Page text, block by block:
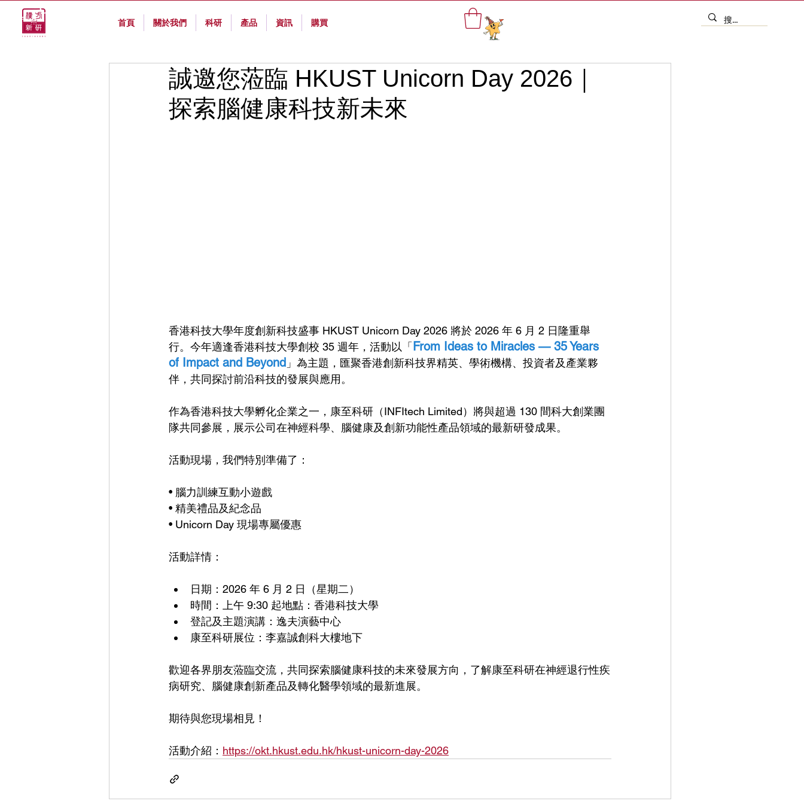
首頁 關於我們 科研 產品 資訊 購買
誠邀您蒞臨 HKUST Unicorn Day 2026｜
探索腦健康科技新未來
香港科技大學年度創新科技盛事 HKUST Unicorn Day 2026 將於 2026 年 6 月 2 日隆重舉
行。今年適逢香港科技大學創校 35 週年，活動以「 From Ideas to Miracles — 35 Years
of Impact and Beyond 」為主題，匯聚香港創新科技界精英、學術機構、投資者及產業夥
伴，共同探討前沿科技的發展與應用。
作為香港科技大學孵化企業之一，康至科研（INFItech Limited）將與超過 130 間科大創業團
隊共同參展，展示公司在神經科學、腦健康及創新功能性產品領域的最新研發成果。
活動現場，我們特別準備了：
• 腦力訓練互動小遊戲
• 精美禮品及紀念品
• Unicorn Day 現場專屬優惠
活動詳情：
日期：2026 年 6 月 2 日（星期二）
時間：上午 9:30 起地點：香港科技大學
登記及主題演講：逸夫演藝中心
康至科研展位：李嘉誠創科大樓地下
歡迎各界朋友蒞臨交流，共同探索腦健康科技的未來發展方向，了解康至科研在神經退行性疾
病研究、腦健康創新產品及轉化醫學領域的最新進展。
期待與您現場相見！
活動介紹： https://okt.hkust.edu.hk/hkust-unicorn-day-2026